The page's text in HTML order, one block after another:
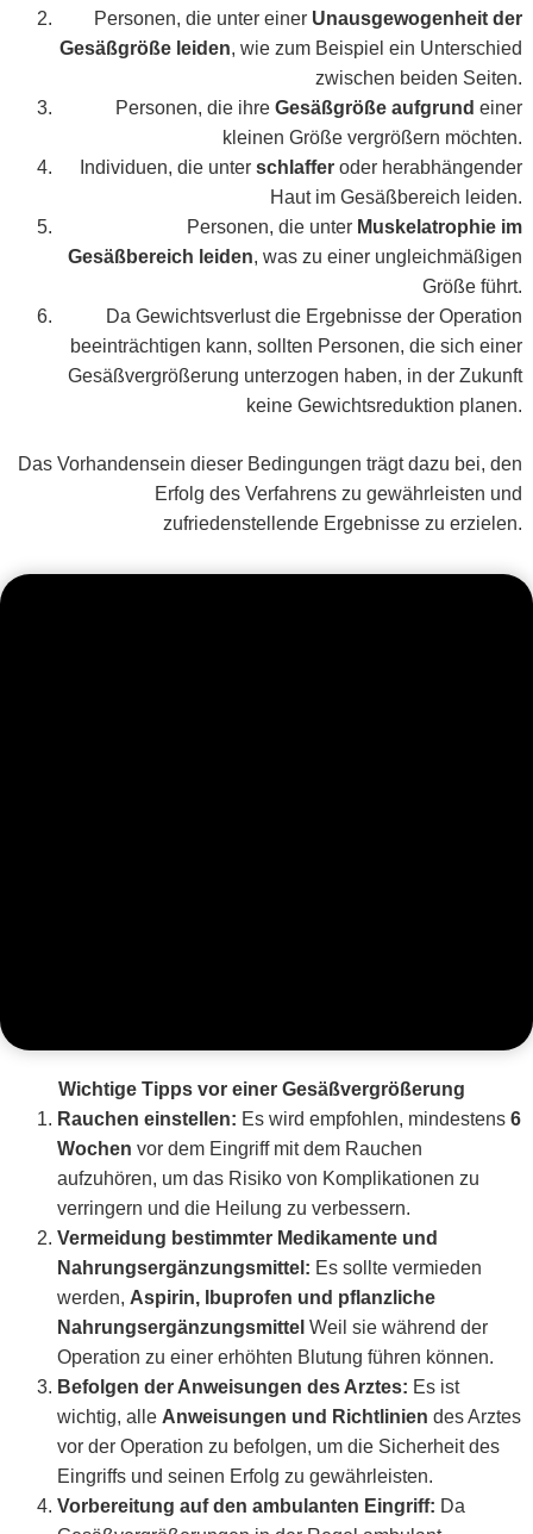
Personen, die unter einer Unausgewogenheit der
Gesäßgröße leiden, wie zum Beispiel ein Unterschied
zwischen beiden Seiten.
Personen, die ihre Gesäßgröße aufgrund einer
kleinen Größe vergrößern möchten.
Individuen, die unter schlaffer oder herabhängender
Haut im Gesäßbereich leiden.
Personen, die unter Muskelatrophie im
Gesäßbereich leiden, was zu einer ungleichmäßigen
Größe führt.
Da Gewichtsverlust die Ergebnisse der Operation
beeinträchtigen kann, sollten Personen, die sich einer
Gesäßvergrößerung unterzogen haben, in der Zukunft
keine Gewichtsreduktion planen.
Das Vorhandensein dieser Bedingungen trägt dazu bei, den
Erfolg des Verfahrens zu gewährleisten und
zufriedenstellende Ergebnisse zu erzielen.
Wichtige Tipps vor einer Gesäßvergrößerung
Rauchen einstellen: Es wird empfohlen, mindestens 6
Wochen vor dem Eingriff mit dem Rauchen
aufzuhören, um das Risiko von Komplikationen zu
verringern und die Heilung zu verbessern.
Vermeidung bestimmter Medikamente und
Nahrungsergänzungsmittel: Es sollte vermieden
werden, Aspirin, Ibuprofen und pflanzliche
Nahrungsergänzungsmittel Weil sie während der
Operation zu einer erhöhten Blutung führen können.
Befolgen der Anweisungen des Arztes: Es ist
wichtig, alle Anweisungen und Richtlinien des Arztes
vor der Operation zu befolgen, um die Sicherheit des
Eingriffs und seinen Erfolg zu gewährleisten.
Vorbereitung auf den ambulanten Eingriff: Da